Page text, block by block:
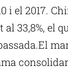
i el 2017.
33,8%, el